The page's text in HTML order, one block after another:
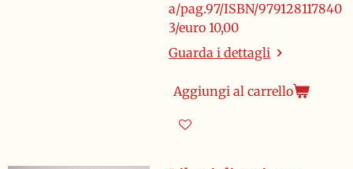
a/pag.97/ISBN/979128117840
3/euro 10,00
Guarda i dettagli
Aggiungi al carrello